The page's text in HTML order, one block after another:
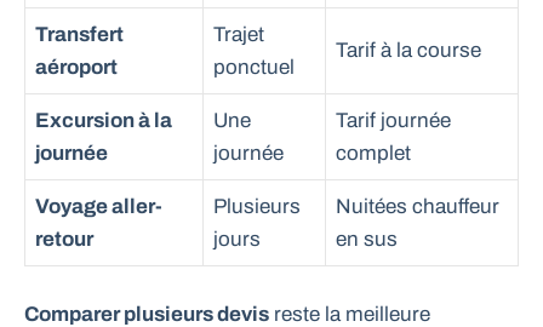
Transfert
aéroport
Trajet
ponctuel
Tarif à la course
Excursion à la
journée
Une
journée
Tarif journée
complet
Voyage aller-
retour
Plusieurs
jours
Nuitées chauffeur
en sus
Comparer plusieurs devis reste la meilleure